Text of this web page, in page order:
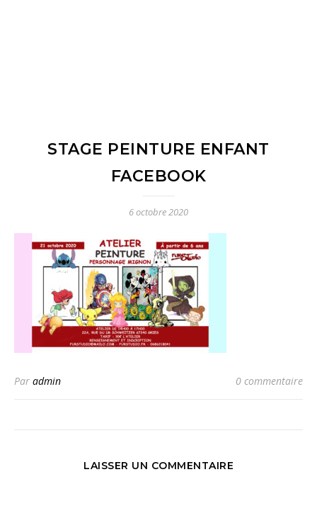
STAGE PEINTURE ENFANT
FACEBOOK
6 octobre 2020
Par admin 0 commentaire
LAISSER UN COMMENTAIRE